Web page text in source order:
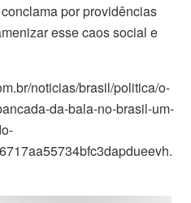
por providências
esse caos social e
noticias/brasil/politica/o-
da-bala-no-brasil-um-